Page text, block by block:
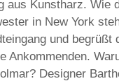
aus Kunstharz. Wie
in New York
und begrüßt
Ankommenden.
Designer